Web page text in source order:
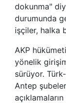
dokunma"
durumunda
işçiler, halka
AKP
yönelik
sürüyor.
Antep